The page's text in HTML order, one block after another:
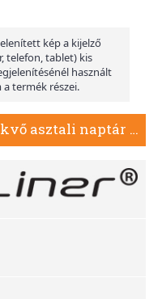
kép a kijelző
telefon, tablet) kis
használt
termék részei.
Művészet világa, képes fekvő asztali naptár DL, Bordó